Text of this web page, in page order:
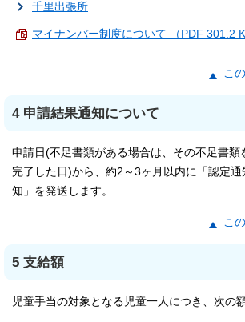
千里出張所
マイナンバー制度について （PDF 301.2
こ
4 申請結果通知について
申請日(不足書類がある場合は、その不足書類
完了した日)から、約2～3ヶ月以内に「認定通
知」を発送します。
こ
5 支給額
児童手当の対象となる児童一人につき、次の